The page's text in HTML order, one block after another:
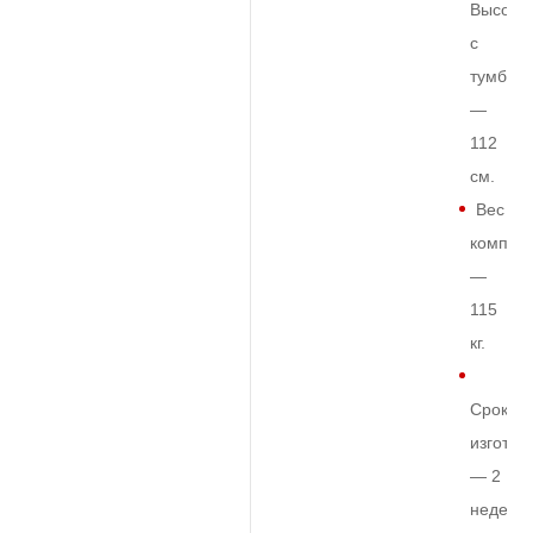
Высота
с
тумбой
—
112
см.
Вес
—
115
кг.
Срок
— 2
недели